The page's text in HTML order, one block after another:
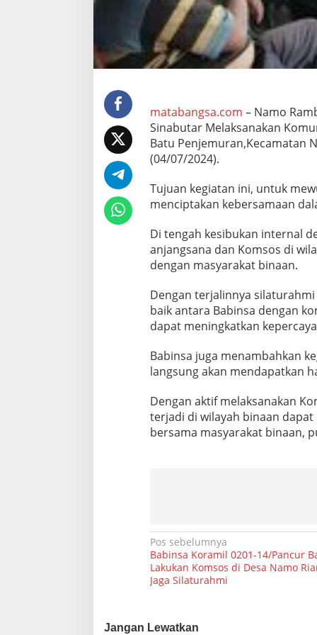
K
r
a
m
i
2
0
1
-
1
/
P
B
o
m
s
B
e
r
a
m
a
a
r
g
a
matabangsa.com – Namo
Sinabutar Melaksanakan
Batu Penjemuran,Kecamatan
(04/07/2024).
Tujuan kegiatan ini, untuk
menciptakan kebersamaan
Di tengah kesibukan internal
anjangsana dan Komsos di
dengan masyarakat binaan.
Dengan terjalinnya
baik antara Babinsa dengan
dapat meningkatkan
Babinsa juga menambahkan
langsung akan mendapatkan
Dengan aktif melaksanakan
terjadi di wilayah binaan
bersama masyarakat binaan,
N
a
v
g
Pos sebelumnya
Babinsa Koramil 0201-14/Pancur
Lakukan Komsos di Desa Namo
Jaga Silaturahmi
Jangan Lewatkan